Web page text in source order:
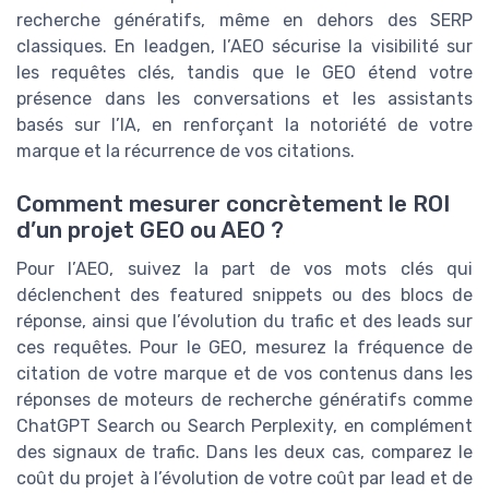
recherche génératifs, même en dehors des SERP
classiques. En leadgen, l’AEO sécurise la visibilité sur
les requêtes clés, tandis que le GEO étend votre
présence dans les conversations et les assistants
basés sur l’IA, en renforçant la notoriété de votre
marque et la récurrence de vos citations.
Comment mesurer concrètement le ROI
d’un projet GEO ou AEO ?
Pour l’AEO, suivez la part de vos mots clés qui
déclenchent des featured snippets ou des blocs de
réponse, ainsi que l’évolution du trafic et des leads sur
ces requêtes. Pour le GEO, mesurez la fréquence de
citation de votre marque et de vos contenus dans les
réponses de moteurs de recherche génératifs comme
ChatGPT Search ou Search Perplexity, en complément
des signaux de trafic. Dans les deux cas, comparez le
coût du projet à l’évolution de votre coût par lead et de